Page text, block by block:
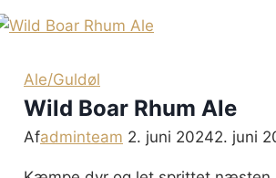
fra
Ale/Guldøl
Wild Boar Rhum Ale
Afadminteam 2. juni 20242. juni